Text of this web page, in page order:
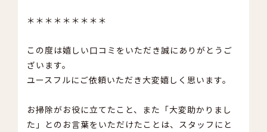
＊＊＊＊＊＊＊＊＊
この度は嬉しい口コミをいただき誠にありがとうご
ざいます。
ユースフルにご依頼いただき大変嬉しく思います。
お掃除がお役に立てたこと、また「大変助かりまし
た」とのお言葉をいただけたことは、スタッフにと